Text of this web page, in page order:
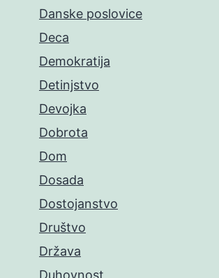
Danske poslovice
Deca
Demokratija
Detinjstvo
Devojka
Dobrota
Dom
Dosada
Dostojanstvo
Društvo
Država
Duhovnost